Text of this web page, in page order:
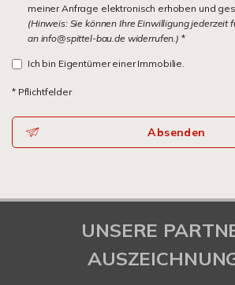
meiner Anfrage elektronisch erhoben und
(Hinweis: Sie können Ihre Einwilligung jederzeit
an info@spittel-bau.de widerrufen.) *
Ich bin Eigentümer einer Immobilie.
* Pflichtfelder
Absenden
UNSERE